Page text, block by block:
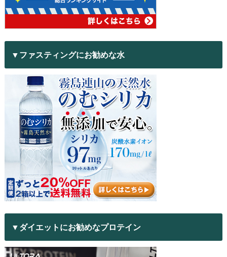
▼ファスティングにお勧めな水
▼ダイエットにお勧めなプロテイン